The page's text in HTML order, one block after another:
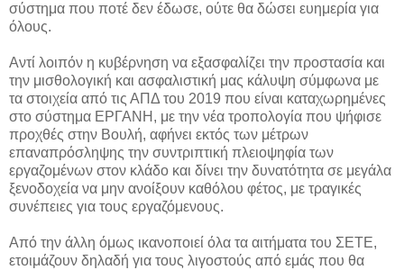
σύστημα που ποτέ δεν έδωσε, ούτε θα δώσει ευημερία για
όλους.
Αντί λοιπόν η κυβέρνηση να εξασφαλίζει την προστασία και
την μισθολογική και ασφαλιστική μας κάλυψη σύμφωνα με
τα στοιχεία από τις ΑΠΔ του 2019 που είναι καταχωρημένες
στο σύστημα ΕΡΓΑΝΗ, με την νέα τροπολογία που ψήφισε
προχθές στην Βουλή, αφήνει εκτός των μέτρων
επαναπρόσληψης την συντριπτική πλειοψηφία των
εργαζομένων στον κλάδο και δίνει την δυνατότητα σε μεγάλα
ξενοδοχεία να μην ανοίξουν καθόλου φέτος, με τραγικές
συνέπειες για τους εργαζόμενους.
Από την άλλη όμως ικανοποιεί όλα τα αιτήματα του ΣΕΤΕ,
ετοιμάζουν δηλαδή για τους λιγοστούς από εμάς που θα